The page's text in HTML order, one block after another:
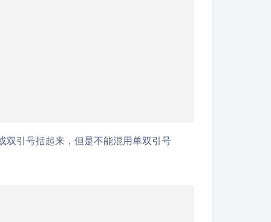
双引号括起来，但是不能混用单双引号